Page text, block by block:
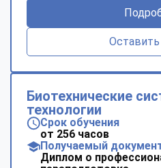
Оставить
Биотехнические
технологии
Срок обучения
от 256 часов
Получаемый
Диплом о